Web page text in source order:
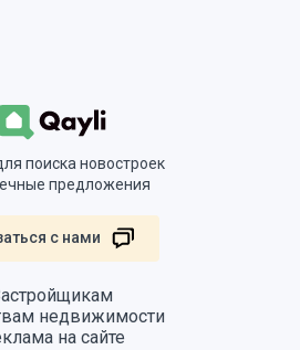
поиска новостроек
предложения
с нами
недвижимости
на сайте